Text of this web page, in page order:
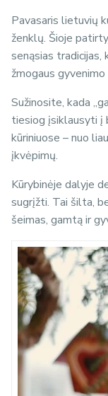
Pavasaris lietuvių
ženklų. Šioje
senąsias tradicijas,
žmogaus
Sužinosite, kada
tiesiog įsiklausyti į
kūriniuose – nuo
įkvėpimų.
Kūrybinėje dalyje
sugrįžti. Tai šilta,
šeimas, gamtą ir